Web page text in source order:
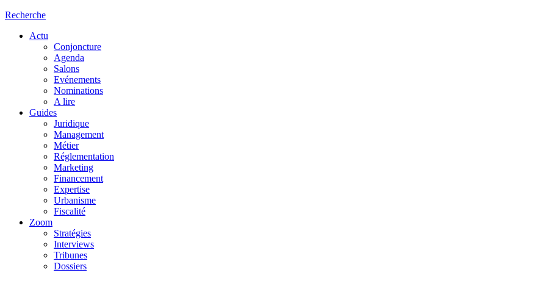
Recherche
Actu
Conjoncture
Agenda
Salons
Evénements
Nominations
A lire
Guides
Juridique
Management
Métier
Réglementation
Marketing
Financement
Expertise
Urbanisme
Fiscalité
Zoom
Stratégies
Interviews
Tribunes
Dossiers